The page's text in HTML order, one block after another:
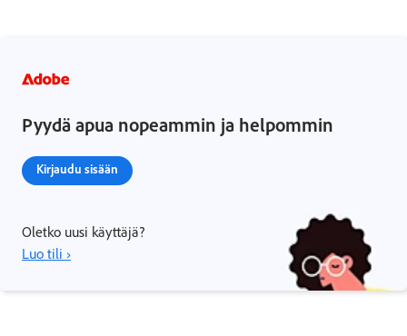
Pyydä apua nopeammin ja helpommin
Kirjaudu sisään
Oletko uusi käyttäjä?
Luo tili ›